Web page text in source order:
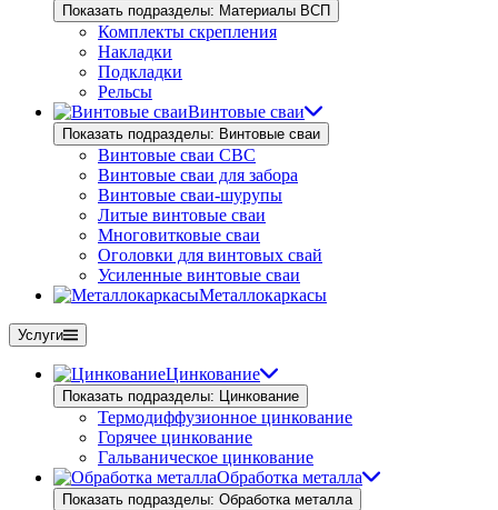
Показать подразделы: Материалы ВСП
Комплекты скрепления
Накладки
Подкладки
Рельсы
Винтовые сваи
Показать подразделы: Винтовые сваи
Винтовые сваи СВС
Винтовые сваи для забора
Винтовые сваи-шурупы
Литые винтовые сваи
Многовитковые сваи
Оголовки для винтовых свай
Усиленные винтовые сваи
Металлокаркасы
Услуги
Цинкование
Показать подразделы: Цинкование
Термодиффузионное цинкование
Горячее цинкование
Гальваническое цинкование
Обработка металла
Показать подразделы: Обработка металла